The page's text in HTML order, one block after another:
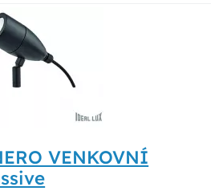
VENKOVNÍ